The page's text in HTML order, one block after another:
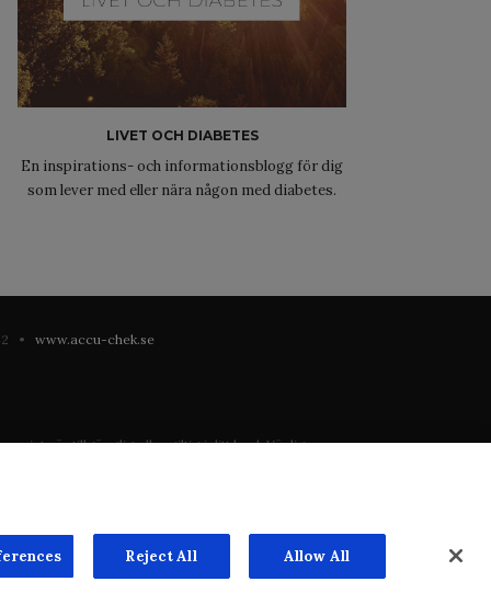
LIVET OCH DIABETES
En inspirations- och informationsblogg för dig
som lever med eller nära någon med diabetes.
• www.accu-chek.se
inte är tillgänglig eller giltig i ditt land. Vänligen
Webbplatsen säljer utrymme till
Reject All Allow All